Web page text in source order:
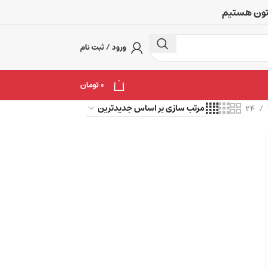
هستیم
ورود / ثبت نام
0
0تومان
24